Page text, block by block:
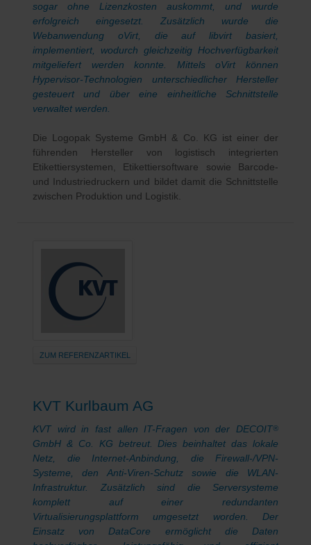
sogar ohne Lizenzkosten auskommt, und wurde
erfolgreich eingesetzt. Zusätzlich wurde die
Webanwendung oVirt, die auf libvirt basiert,
implementiert, wodurch gleichzeitig Hochverfügbarkeit
mitgeliefert werden konnte. Mittels oVirt können
Hypervisor-Technologien unterschiedlicher Hersteller
gesteuert und über eine einheitliche Schnittstelle
verwaltet werden.
Die Logopak Systeme GmbH & Co. KG ist einer der
führenden Hersteller von logistisch integrierten
Etikettiersystemen, Etikettiersoftware sowie Barcode-
und Industriedruckern und bildet damit die Schnittstelle
zwischen Produktion und Logistik.
ZUM REFERENZARTIKEL
KVT Kurlbaum AG
KVT wird in fast allen IT-Fragen von der DECOIT®
GmbH & Co. KG betreut. Dies beinhaltet das lokale
Netz, die Internet-Anbindung, die Firewall-/VPN-
Systeme, den Anti-Viren-Schutz sowie die WLAN-
Infrastruktur. Zusätzlich sind die Serversysteme
komplett auf einer redundanten
Virtualisierungsplattform umgesetzt worden. Der
Einsatz von DataCore ermöglicht die Daten